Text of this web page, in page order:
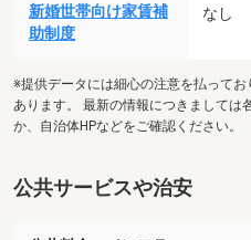
新婚世帯向け家賃補
助制度
なし
※提供データには細心の注意を払って
あります。 最新の情報につきましては
か、自治体HPなどをご確認ください。
公共サービスや治安